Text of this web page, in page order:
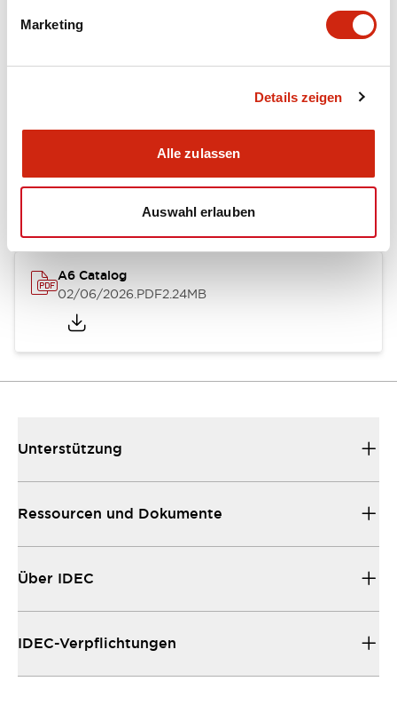
Marketing
Details zeigen
Alle zulassen
Auswahl erlauben
Other Specifications
Kataloge & Broschüren
A6 Catalog
02/06/2026.PDF2.24MB
Unterstützung
Ressourcen und Dokumente
Über IDEC
IDEC-Verpflichtungen